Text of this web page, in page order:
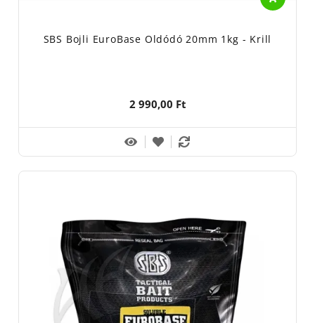
SBS Bojli EuroBase Oldódó 20mm 1kg - Krill
2 990,00 Ft